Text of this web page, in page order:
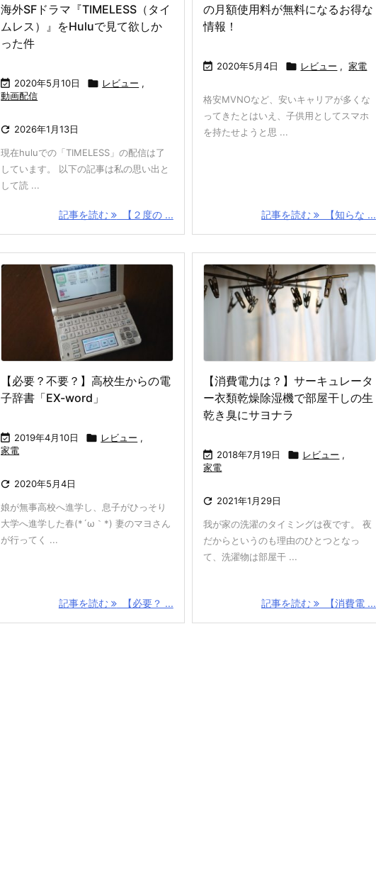
海外SFドラマ『TIMELESS（タイ
ムレス）』をHuluで見て欲しか
った件
 2020年5月10日  レビュー ,
動画配信
 2026年1月13日
現在huluでの「TIMELESS」の配信は了
しています。 以下の記事は私の思い出と
して読 ...
記事を読む 【２度の ...
の月額使用料が無料になるお得な
情報！
 2020年5月4日  レビュー , 家電
格安MVNOなど、安いキャリアが多くな
ってきたとはいえ、子供用としてスマホ
を持たせようと思 ...
記事を読む 【知らな ...
【必要？不要？】高校生からの電
子辞書「EX-word」
 2019年4月10日  レビュー ,
家電
 2020年5月4日
娘が無事高校へ進学し、息子がひっそり
大学へ進学した春(*´ω｀*) 妻のマヨさん
が行ってく ...
記事を読む 【必要？ ...
【消費電力は？】サーキュレータ
ー衣類乾燥除湿機で部屋干しの生
乾き臭にサヨナラ
 2018年7月19日  レビュー ,
家電
 2021年1月29日
我が家の洗濯のタイミングは夜です。 夜
だからというのも理由のひとつとなっ
て、洗濯物は部屋干 ...
記事を読む 【消費電 ...